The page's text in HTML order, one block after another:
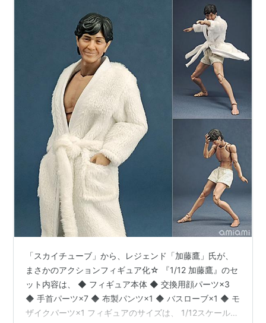
趣味:料理,映画鑑賞,レース観戦
煙草:セーラムグリーンボックス
香水:ダビドフクールウォーター
愛車:メルセデスベンツCL600ロリンザーDTMエディ
ション
初デート:中学生の時に隣のクラスの,加藤曰く「辻ち
ゃんに似ている子」と。
地元商業高校卒業後、秋田ビューホテルでホテルマ
ンに
1988年上京後、撮影スタッフを経てAV男優になる
Vシネマ、TV、ラジオ、雑誌などにも数多く出演
受賞
1996年 オレンジ通信男優賞
1999年 第8回東京スポーツ映画大賞 主演AV 男優賞
「スカイチューブ」から、レジェンド「加藤鷹」氏が、
まさかのアクションフィギュア化☆ 『1/12 加藤鷹』のセ
ット内容は、 ◆ フィギュア本体 ◆ 交換用顔パーツ×3
◆ 手首パーツ×7 ◆ 布製パンツ×1 ◆ バスローブ×1 ◆ モ
ザイクパーツ×1 フィギュアのサイズは、 1/12スケールの